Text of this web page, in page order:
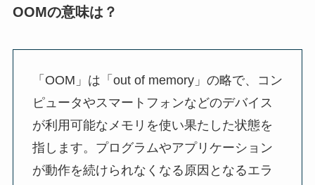
OOMの意味は？
「OOM」は「out of memory」の略で、コン
ピュータやスマートフォンなどのデバイス
が利用可能なメモリを使い果たした状態を
指します。プログラムやアプリケーション
が動作を続けられなくなる原因となるエラ